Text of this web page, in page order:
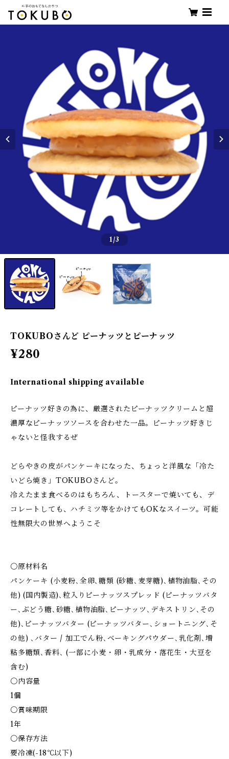
1/3
TOKUBOさんど ピーナッツとピーナッツ
¥280
International shipping available
ピーナッツ好きの為に、厳選されたピーナッツクリームと超
濃厚なピーナッツソースを合わせた一品。ピーナッツ好きじ
ゃないと怪我するぜ
どらやきの皮がパンケーキになった、ちょっと洋風な「冷た
いどら焼き」TOKUBOさんど。
冷えたまま食べるのはもちろん、トースターで焼いても、デ
コレートしても、ハチミツ等をかけてもOKなスイーツ。可能
性無限大の世界へようこそ
〇原材料名
パンケーキ (小麦粉､全卵､糖類 (砂糖､麦芽糖)､植物油脂､その
他) (国内製造)､粒入りピーナッツスプレッド (ピーナッツバタ
ー､ぶどう糖､砂糖､植物油脂､ピーナッツ､デキストリン､その
他)､ピーナッツバター (ピーナッツバター､ショートニング､そ
の他) ､バター / 加工でん粉､ベーキングパウダー､乳化剤､増
粘多糖類､香料､ (一部に小麦・卵・乳成分・落花生・大豆を
含む)
〇内容量
1個
〇賞味期限
1年
〇保存方法
要冷凍(-18℃以下)